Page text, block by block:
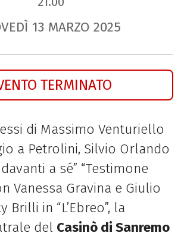
13 MARZO 2025
TERMINATO
di Massimo Venturiello
a Petrolini, Silvio Orlando
a sé” “Testimone
Vanessa Gravina e Giulio
Brilli in “L’Ebreo”, la
del Casinò di Sanremo